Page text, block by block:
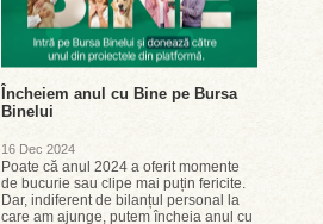
Încheiem anul cu Bine pe Bursa
Binelui
16 Dec 2024
Poate că anul 2024 a oferit momente
de bucurie sau clipe mai puțin fericite.
Dar, indiferent de bilanțul personal la
care am ajunge, putem încheia anul cu